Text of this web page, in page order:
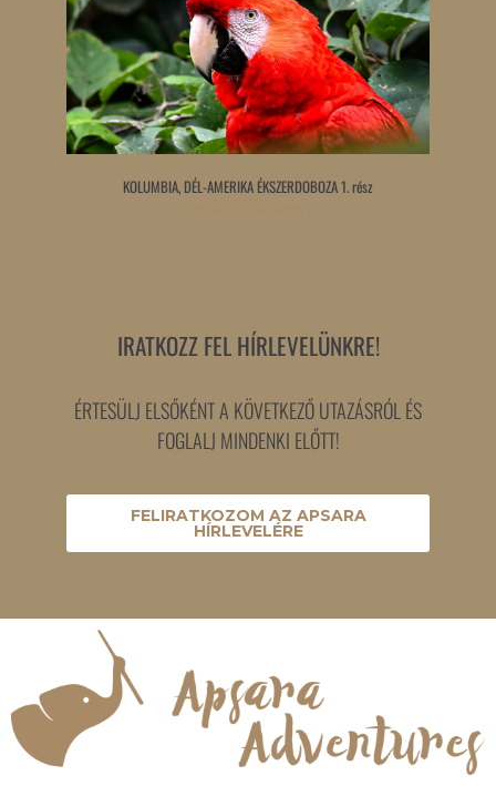
KOLUMBIA, DÉL-AMERIKA ÉKSZERDOBOZA 1. rész
IRATKOZZ FEL HÍRLEVELÜNKRE!
ÉRTESÜLJ ELSŐKÉNT A KÖVETKEZŐ UTAZÁSRÓL ÉS
FOGLALJ MINDENKI ELŐTT!
FELIRATKOZOM AZ APSARA
HÍRLEVELÉRE